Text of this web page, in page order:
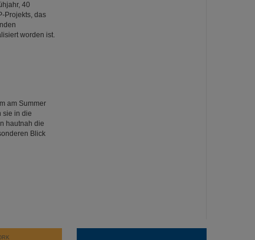
40
Projekts, das
worden ist.
am Summer
sie in die
hautnah die
Blick